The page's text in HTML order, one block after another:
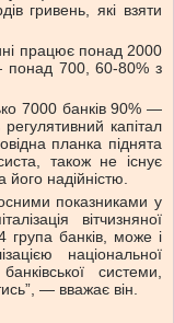
гривень, які взяти
працює понад 2000
понад 700, 60-80% з
7000 банків 90% —
капітал
планка піднята
також не існує
його надійністю.
показниками у
вітчизняної
група банків, може і
національної
системи,
— вважає він.